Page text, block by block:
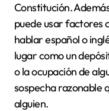
Constitución.
puede usar factores
hablar español o
lugar como un
o la ocupación de
sospecha razonable
alguien.